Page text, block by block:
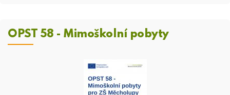
OPST 58 - Mimoškolní pobyty